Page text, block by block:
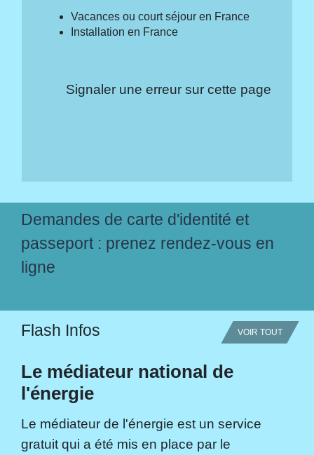
Vacances ou court séjour en France
Installation en France
Signaler une erreur sur cette page
Demandes de carte d'identité et
passeport : prenez rendez-vous en
ligne
Flash Infos VOIR TOUT
Le médiateur national de
l'énergie
Le médiateur de l'énergie est un service
gratuit qui a été mis en place par le